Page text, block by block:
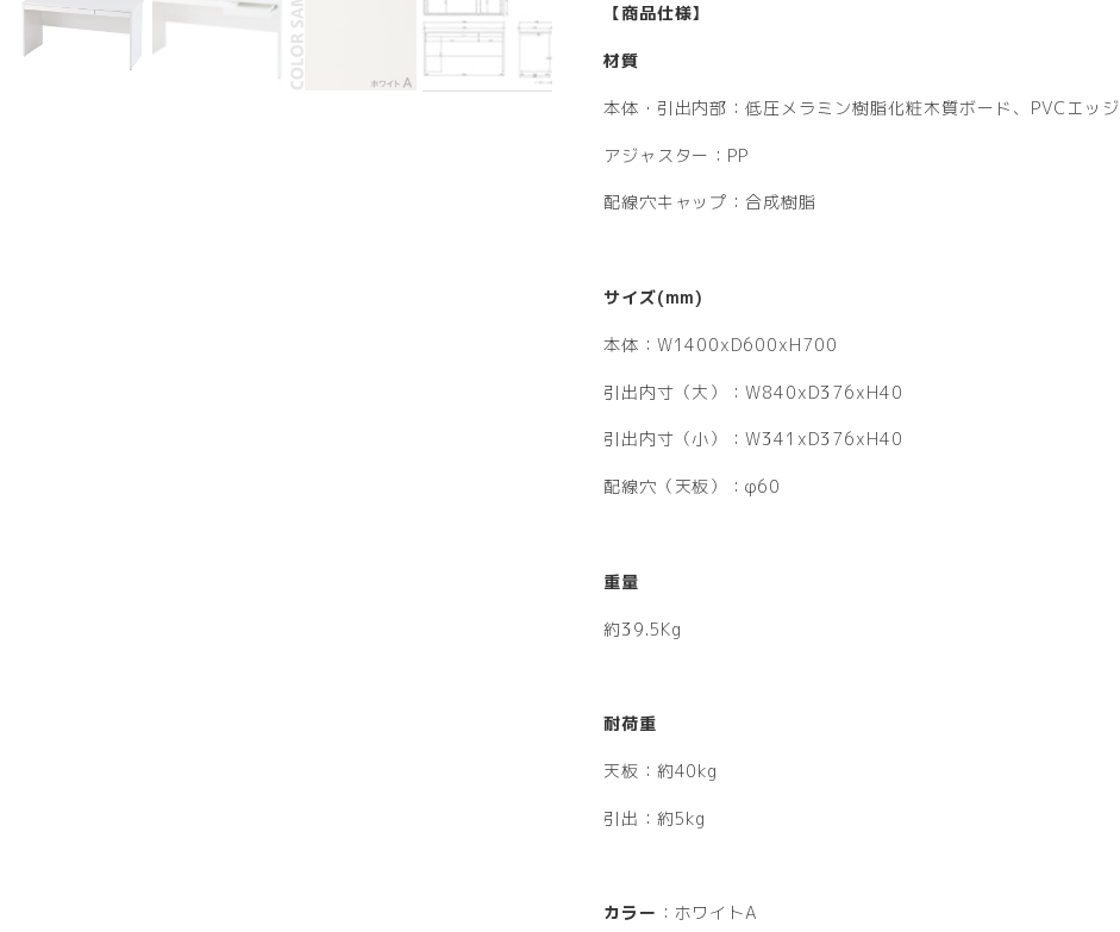
【商品仕様】
材質
本体・引出内部：低圧メラミン樹脂化粧木質ボード、PVCエッジ
アジャスター：PP
配線穴キャップ：合成樹脂
サイズ(mm)
本体：W1400xD600xH700
引出内寸（大）：W840xD376xH40
引出内寸（小）：W341xD376xH40
配線穴（天板）：φ60
重量
約39.5Kg
耐荷重
天板：約40kg
引出：約5kg
カラー ：ホワイトA